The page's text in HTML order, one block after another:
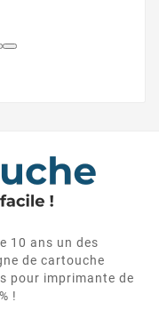
10 ans un des
de cartouche
pour imprimante de
!